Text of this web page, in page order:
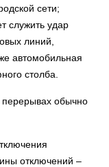
сети;
служить удар
линий,
автомобильная
столба.
перерывах обычно
отключений –